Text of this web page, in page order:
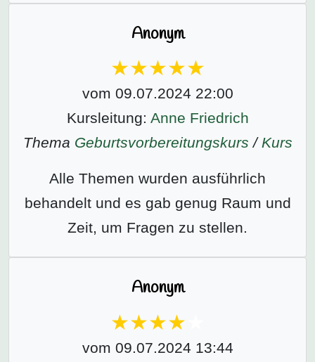
Anonym
vom 09.07.2024 22:00
Kursleitung: Anne Friedrich
Thema Geburtsvorbereitungs­kurs / Kurs
Alle Themen wurden ausführlich
behandelt und es gab genug Raum und
Zeit, um Fragen zu stellen.
Anonym
vom 09.07.2024 13:44